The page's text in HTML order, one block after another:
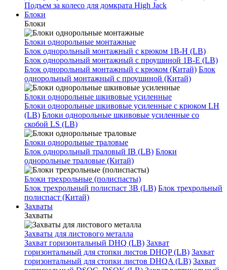
Подъем за колесо для домкрата High Jack
Блоки
Блоки
Блоки однорольные монтажные
Блок однорольный монтажный с крюком 1B-H (LB)
Блок однорольный монтажный с проушиной 1B-E (LB)
Блок однорольный монтажный с крюком (Китай) Блок
однорольный монтажный с проушиной (Китай)
Блоки однорольные шкивовые усиленные
Блоки однорольные шкивовые усиленные с крюком LH
(LB) Блоки однорольные шкивовые усиленные со
скобой LS (LB)
Блоки однорольные траловые
Блок однорольный траловый IB (LB) Блоки
однорольные траловые (Китай)
Блоки трехрольные (полиспасты)
Блок трехрольный полиспаст 3B (LB) Блок трехрольный
полиспаст (Китай)
Захваты
Захваты
Захваты для листового металла
Захват горизонтальный DHQ (LB) Захват
горизонтальный для стопки листов DHQP (LB) Захват
горизонтальный для стопки листов DHQA (LB) Захват